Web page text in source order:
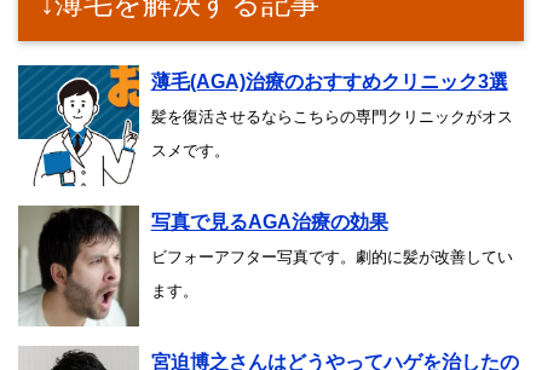
薄毛(AGA)治療のおすすめクリニック3選
髪を復活させるならこちらの専門クリニックがオス
スメです。
写真で見るAGA治療の効果
ビフォーアフター写真です。劇的に髪が改善してい
ます。
宮迫博之さんはどうやってハゲを治したの